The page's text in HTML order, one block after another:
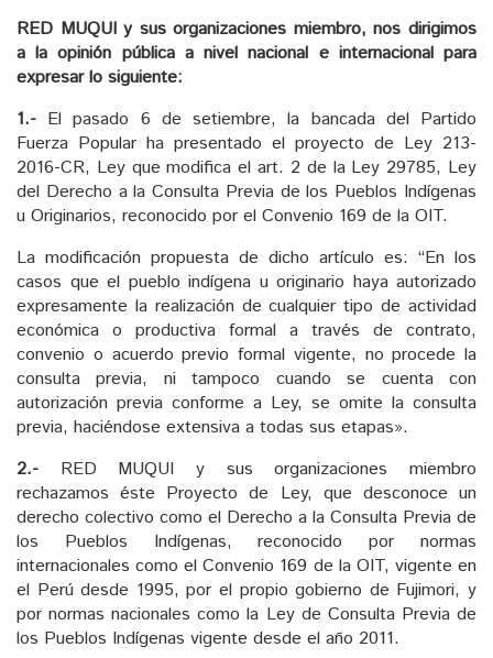
RED MUQUI y sus organizaciones miembro, nos dirigimos
a la opinión pública a nivel nacional e internacional para
expresar lo siguiente:
1.- El pasado 6 de setiembre, la bancada del Partido
Fuerza Popular ha presentado el proyecto de Ley 213-
2016-CR, Ley que modifica el art. 2 de la Ley 29785, Ley
del Derecho a la Consulta Previa de los Pueblos Indígenas
u Originarios, reconocido por el Convenio 169 de la OIT.
La modificación propuesta de dicho artículo es: “En los
casos que el pueblo indígena u originario haya autorizado
expresamente la realización de cualquier tipo de actividad
económica o productiva formal a través de contrato,
convenio o acuerdo previo formal vigente, no procede la
consulta previa, ni tampoco cuando se cuenta con
autorización previa conforme a Ley, se omite la consulta
previa, haciéndose extensiva a todas sus etapas».
2.- RED MUQUI y sus organizaciones miembro
rechazamos éste Proyecto de Ley, que desconoce un
derecho colectivo como el Derecho a la Consulta Previa de
los Pueblos Indígenas, reconocido por normas
internacionales como el Convenio 169 de la OIT, vigente en
el Perú desde 1995, por el propio gobierno de Fujimori, y
por normas nacionales como la Ley de Consulta Previa de
los Pueblos Indígenas vigente desde el año 2011.